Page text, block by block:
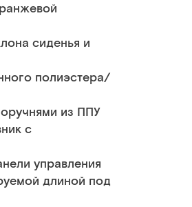
сиденья и
полиэстера/
из ППУ
с
управления
длиной под